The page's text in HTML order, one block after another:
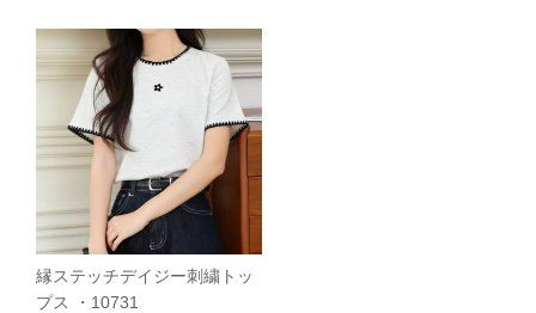
縁ステッチデイジー刺繍トッ
プス ・10731